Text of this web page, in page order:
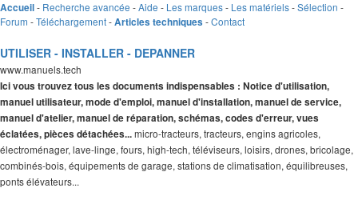
Accueil- Recherche avancée -Aide - Les marques- Les matériels-Sélection -
Forum -Téléchargement-Articles techniques -Contact
UTILISER - INSTALLER - DEPANNER
www.manuels.tech
Ici vous trouvez tous les documents indispensables : Notice d'utilisation,
manuel utilisateur, mode d'emploi, manuel d'installation, manuel de service,
manuel d'atelier, manuel de réparation, schémas, codes d'erreur, vues
éclatées, pièces détachées...micro-tracteurs, tracteurs, engins agricoles,
électroménager, lave-linge, fours, high-tech, téléviseurs, loisirs, drones, bricolage,
combinés-bois, équipements de garage, stations de climatisation, équilibreuses,
ponts élévateurs...